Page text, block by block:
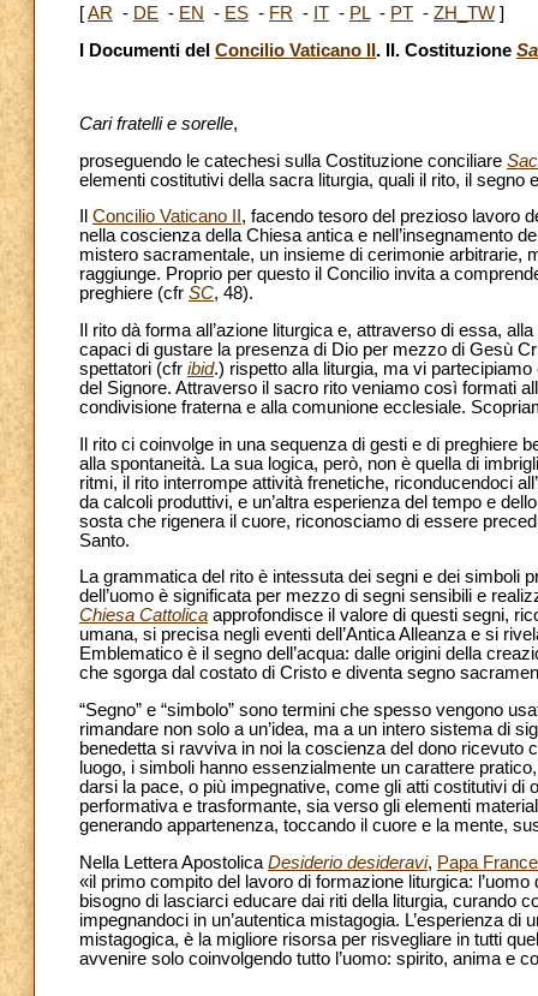
[AR - DE - EN - ES - FR - IT - PL- PT - ZH_TW ]
I Documenti del Concilio Vaticano II. II. Costituzione
Cari fratelli e sorelle,
proseguendo le catechesi sulla Costituzione conciliare
elementi costitutivi della sacra liturgia, quali il rito, il segno
Concilio Vaticano II , facendo tesoro del prezioso lavoro
nella coscienza della Chiesa antica e nell’insegnamento
mistero sacramentale, un insieme di cerimonie arbitrarie,
raggiunge. Proprio per questo il Concilio invita a
preghiere (cfr SC, 48).
Il rito dà forma all’azione liturgica e, attraverso di essa,
capaci di gustare la presenza di Dio per mezzo di Gesù
spettatori (cfr ibid.) rispetto alla liturgia, ma vi
del Signore. Attraverso il sacro rito veniamo così formati
condivisione fraterna e alla comunione ecclesiale.
Il rito ci coinvolge in una sequenza di gesti e di preghiere
alla spontaneità. La sua logica, però, non è quella di
ritmi, il rito interrompe attività frenetiche, riconducendoci
da calcoli produttivi, e un’altra esperienza del tempo e
sosta che rigenera il cuore, riconosciamo di essere
Santo.
La grammatica del rito è intessuta dei segni e dei simboli
dell’uomo è significata per mezzo di segni sensibili e
Chiesa Cattolica approfondisce il valore di questi segni,
umana, si precisa negli eventi dell’Antica Alleanza e si
Emblematico è il segno dell’acqua: dalle origini della
che sgorga dal costato di Cristo e diventa segno
“Segno” e “simbolo” sono termini che spesso vengono
rimandare non solo a un’idea, ma a un intero sistema di
benedetta si ravviva in noi la coscienza del dono
luogo, i simboli hanno essenzialmente un carattere
darsi la pace, o più impegnative, come gli atti costitutivi di
performativa e trasformante, sia verso gli elementi
generando appartenenza, toccando il cuore e la mente,
Nella Lettera Apostolica Desiderio desideravi, Papa
«il primo compito del lavoro di formazione liturgica:
bisogno di lasciarci educare dai riti della liturgia, curando
impegnandoci in un’autentica mistagogia. L’esperienza
mistagogica, è la migliore risorsa per risvegliare in tutti
avvenire solo coinvolgendo tutto l’uomo: spirito, anima e